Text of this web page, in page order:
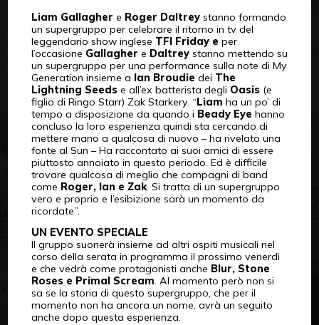
Liam Gallagher e Roger Daltreystanno formando
un supergruppo per celebrare il ritorno in tv del
leggendario show inglese TFI Friday e per
l’occasione Gallagher e Daltreystanno mettendo su
un supergruppo per una performance sulla note di My
Generation insieme a Ian Broudie dei The
Lightning Seedse all’ex batterista degli Oasis(e
figlio di Ringo Starr) Zak Starkery. “ Liam ha un po’ di
tempo a disposizione da quando i Beady Eye hanno
concluso la loro esperienza quindi sta cercando di
mettere mano a qualcosa di nuovo – ha rivelato una
fonte al Sun – Ha raccontato ai suoi amici di essere
piuttosto annoiato in questo periodo. Ed è difficile
trovare qualcosa di meglio che compagni di band
come Roger, Ian e Zak. Si tratta di un supergruppo
vero e proprio e l’esibizione sarà un momento da
ricordate”.
UN EVENTO SPECIALE
Il gruppo suonerà insieme ad altri ospiti musicali nel
corso della serata in programma il prossimo venerdì
e che vedrà come protagonisti anche Blur, Stone
Roses e Primal Scream. Al momento però non si
sa se la storia di questo supergruppo, che per il
momento non ha ancora un nome, avrà un seguito
anche dopo questa esperienza.